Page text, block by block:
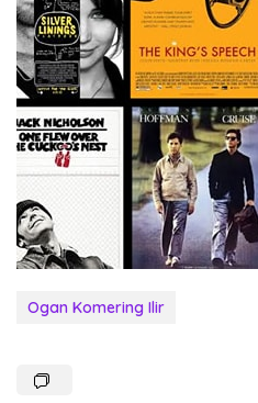
Ogan Komering Ilir